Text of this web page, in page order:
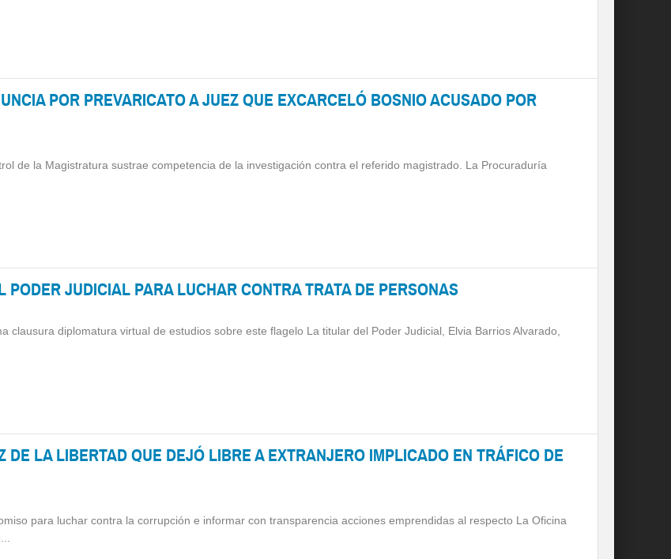
POR PREVARICATO A JUEZ QUE EXCARCELÓ BOSNIO ACUSADO POR
de la Magistratura sustrae competencia de la investigación contra el referido magistrado. La Procuraduría
JUDICIAL PARA LUCHAR CONTRA TRATA DE PERSONAS
clausura diplomatura virtual de estudios sobre este flagelo La titular del Poder Judicial, Elvia Barrios Alvarado,
LA LIBERTAD QUE DEJÓ LIBRE A EXTRANJERO IMPLICADO EN TRÁFICO DE
para luchar contra la corrupción e informar con transparencia acciones emprendidas al respecto La Oficina